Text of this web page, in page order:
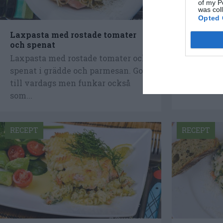
of my
was
Opted
Laxpasta med rostade tomater
och spenat
Laxpasta med rostade tomater och
spenat i grädde och parmesan. Gott
till vardags men funkar också
som...
och
RECEPT RECEPT